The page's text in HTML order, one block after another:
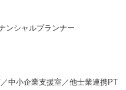
シャルプランナー
中小企業支援室／他士業連携PT